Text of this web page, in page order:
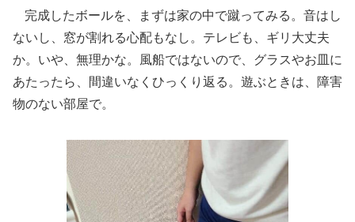
完成したボールを、まずは家の中で蹴ってみる。音はし
ないし、窓が割れる心配もなし。テレビも、ギリ大丈夫
か。いや、無理かな。風船ではないので、グラスやお皿に
あたったら、間違いなくひっくり返る。遊ぶときは、障害
物のない部屋で。